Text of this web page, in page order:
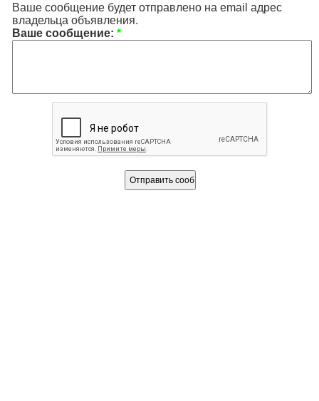
Ваше сообщение будет отправлено на email адрес
владельца объявления.
Ваше сообщение: *